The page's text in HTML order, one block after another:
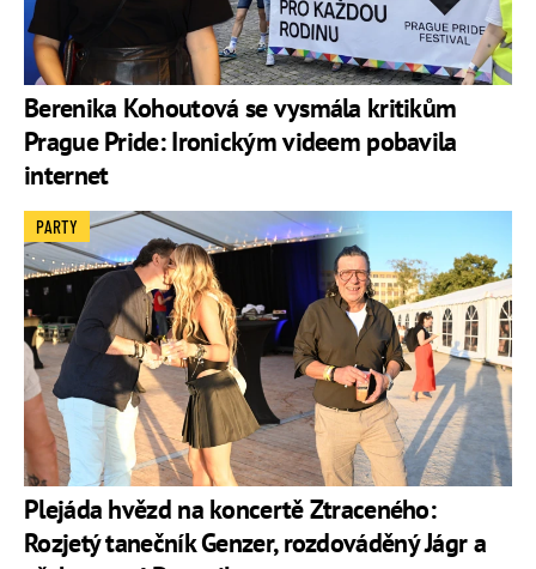
Berenika Kohoutová se vysmála kritikům
Prague Pride: Ironickým videem pobavila
internet
Plejáda hvězd na koncertě Ztraceného:
Rozjetý tanečník Genzer, rozdováděný Jágr a
PARTY